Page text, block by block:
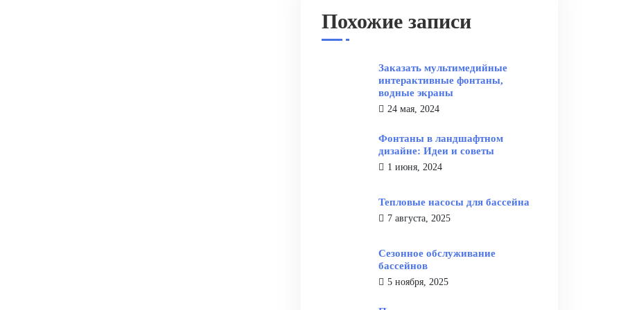
Похожие записи
Заказать мультимедийные
интерактивные фонтаны,
водные экраны
24 мая, 2024
Фонтаны в ландшафтном
дизайне: Идеи и советы
1 июня, 2024
Тепловые насосы для бассейна
7 августа, 2025
Сезонное обслуживание
бассейнов
5 ноября, 2025